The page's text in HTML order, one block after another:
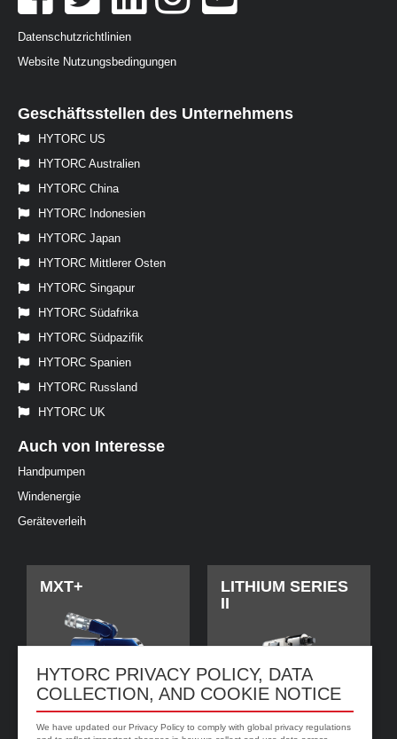
HYTORC PRIVACY POLICY, DATA
COLLECTION, AND COOKIE NOTICE
We have updated our Privacy Policy to comply with global privacy regulations
Datenschutzrichtlinien
Website Nutzungsbedingungen
Geschäftsstellen des Unternehmens
HYTORC US
HYTORC Australien
HYTORC China
HYTORC Indonesien
HYTORC Japan
HYTORC Mittlerer Osten
HYTORC Singapur
HYTORC Südafrika
HYTORC Südpazifik
HYTORC Spanien
HYTORC Russland
HYTORC UK
Auch von Interesse
Handpumpen
Windenergie
Geräteverleih
MXT+
LITHIUM SERIES
II